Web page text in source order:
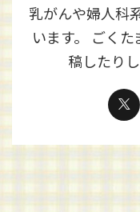
乳がんや婦人科
います。 ごく
稿したり